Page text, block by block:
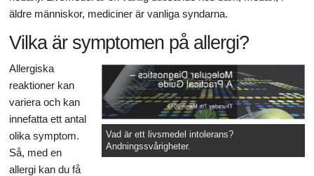
äldre människor, mediciner är vanliga syndarna.
Vilka är symptomen på allergi?
Vad är ett livsmedel intolerans?
Andningssvårigheter.
Allergiska
reaktioner kan
variera och kan
innefatta ett antal
olika symptom.
Så, med en
allergi kan du få